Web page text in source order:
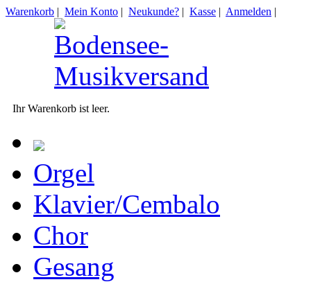
Warenkorb | Mein Konto | Neukunde? | Kasse | Anmelden |
Ihr Warenkorb ist leer.
Orgel
Klavier/Cembalo
Chor
Gesang